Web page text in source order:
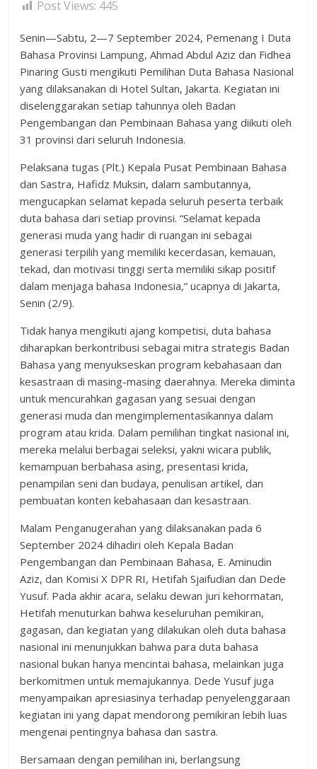
Post Views: 445
Senin—Sabtu, 2—7 September 2024, Pemenang I Duta
Bahasa Provinsi Lampung, Ahmad Abdul Aziz dan Fidhea
Pinaring Gusti mengikuti Pemilihan Duta Bahasa Nasional
yang dilaksanakan di Hotel Sultan, Jakarta. Kegiatan ini
diselenggarakan setiap tahunnya oleh Badan
Pengembangan dan Pembinaan Bahasa yang diikuti oleh
31 provinsi dari seluruh Indonesia.
Pelaksana tugas (Plt.) Kepala Pusat Pembinaan Bahasa
dan Sastra, Hafidz Muksin, dalam sambutannya,
mengucapkan selamat kepada seluruh peserta terbaik
duta bahasa dari setiap provinsi. “Selamat kepada
generasi muda yang hadir di ruangan ini sebagai
generasi terpilih yang memiliki kecerdasan, kemauan,
tekad, dan motivasi tinggi serta memiliki sikap positif
dalam menjaga bahasa Indonesia,” ucapnya di Jakarta,
Senin (2/9).
Tidak hanya mengikuti ajang kompetisi, duta bahasa
diharapkan berkontribusi sebagai mitra strategis Badan
Bahasa yang menyukseskan program kebahasaan dan
kesastraan di masing-masing daerahnya. Mereka diminta
untuk mencurahkan gagasan yang sesuai dengan
generasi muda dan mengimplementasikannya dalam
program atau krida. Dalam pemilihan tingkat nasional ini,
mereka melalui berbagai seleksi, yakni wicara publik,
kemampuan berbahasa asing, presentasi krida,
penampilan seni dan budaya, penulisan artikel, dan
pembuatan konten kebahasaan dan kesastraan.
Malam Penganugerahan yang dilaksanakan pada 6
September 2024 dihadiri oleh Kepala Badan
Pengembangan dan Pembinaan Bahasa, E. Aminudin
Aziz, dan Komisi X DPR RI, Hetifah Sjaifudian dan Dede
Yusuf. Pada akhir acara, selaku dewan juri kehormatan,
Hetifah menuturkan bahwa keseluruhan pemikiran,
gagasan, dan kegiatan yang dilakukan oleh duta bahasa
nasional ini menunjukkan bahwa para duta bahasa
nasional bukan hanya mencintai bahasa, melainkan juga
berkomitmen untuk memajukannya. Dede Yusuf juga
menyampaikan apresiasinya terhadap penyelenggaraan
kegiatan ini yang dapat mendorong pemikiran lebih luas
mengenai pentingnya bahasa dan sastra.
Bersamaan dengan pemilihan ini, berlangsung